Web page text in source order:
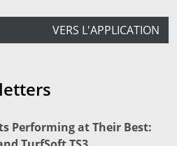
VERS L'APPLICATION
Performing at Their Best: